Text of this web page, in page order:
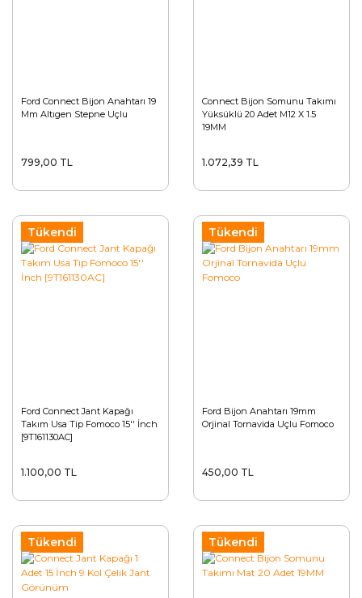
Ford Connect Bijon Anahtarı 19
Mm Altıgen Stepne Uçlu
799,00 TL
Connect Bijon Somunu Takımı
Yüksüklü 20 Adet M12 X 1.5
19MM
1.072,39 TL
Tükendi
Ford Connect Jant Kapağı
Takım Usa Tip Fomoco 15'' İnch
[9T161130AC]
1.100,00 TL
Tükendi
Ford Bijon Anahtarı 19mm
Orjinal Tornavida Uçlu Fomoco
450,00 TL
Tükendi Tükendi